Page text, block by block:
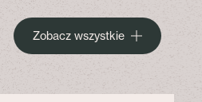
Zobacz wszystkie